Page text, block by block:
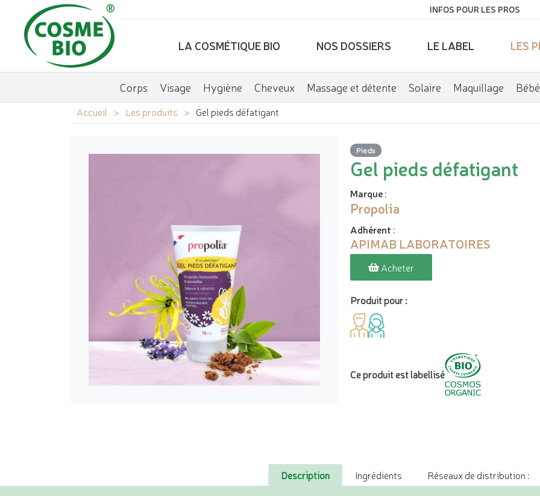
INFOS POUR LES PROS
LA COSMÉTIQUE BIO NOS DOSSIERS LE LABEL LES
Corps Visage Hygiène Cheveux Massage et détente Solaire Maquillage Bébé
Accueil Les produits Gel pieds défatigant
Pieds
Gel pieds défatigant
Marque:
Propolia
Adhérent :
APIMAB LABORATOIRES
Acheter
Produit pour :
Ce produit est labellisé
Description Ingrédients Réseaux de distribution :